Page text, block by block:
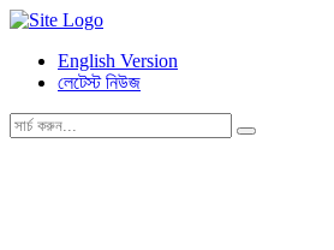
English Version
লেটেস্ট নিউজ